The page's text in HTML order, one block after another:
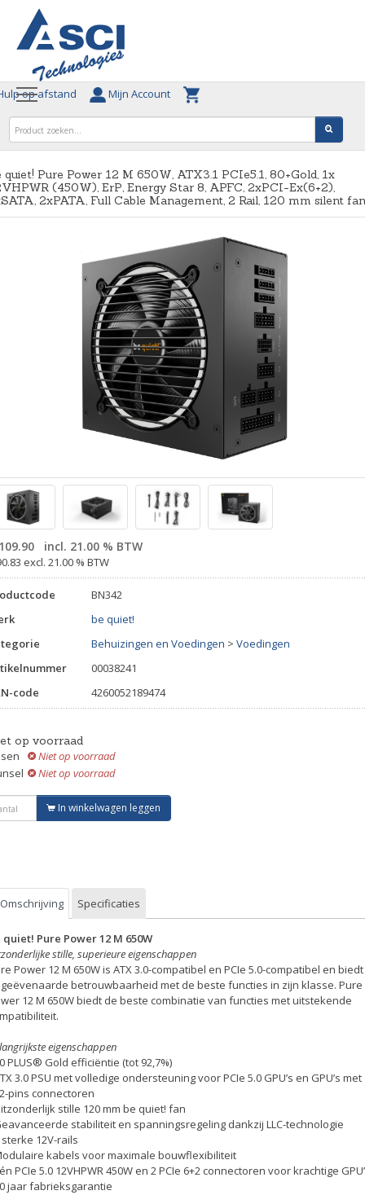
op afstand Mijn Account
quiet! Pure Power 12 M 650W, ATX3.1 PCIe5.1, 80+Gold, 1x
(450W), ErP, Energy Star 8, APFC, 2xPCI-Ex(6+2),
2xPATA, Full Cable Management, 2 Rail, 120 mm silent fan
incl. 21.00 % BTW
excl. 21.00 % BTW
BN342
be quiet!
Behuizingen en Voedingen > Voedingen
00038241
code
4260052189474
op voorraad
Niet op voorraad
Niet op voorraad
In winkelwagen leggen
Omschrijving Specificaties
quiet! Pure Power 12 M 650W
stille, superieure eigenschappen
Power 12 M 650W is ATX 3.0-compatibel en PCIe 5.0-compatibel en biedt
betrouwbaarheid met de beste functies in zijn klasse. Pure
12 M 650W biedt de beste combinatie van functies met uitstekende
eigenschappen
PLUS® Gold efficiëntie (tot 92,7%)
3.0 PSU met volledige ondersteuning voor PCIe 5.0 GPU’s en GPU’s met
pins connectoren
stille 120 mm be quiet! fan
stabiliteit en spanningsregeling dankzij LLC-technologie
sterke 12V-rails
kabels voor maximale bouwflexibiliteit
PCIe 5.0 12VHPWR 450W en 2 PCIe 6+2 connectoren voor krachtige
jaar fabrieksgarantie